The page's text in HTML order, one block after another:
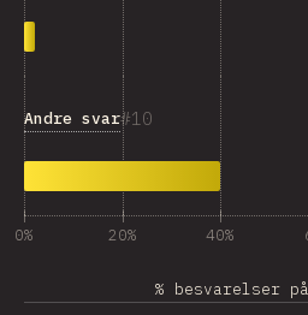
10
Andre svar
0% 20% 40%
% besvarelser